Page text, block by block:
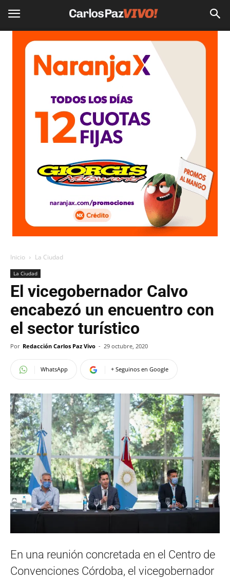
Inicio La Ciudad
La Ciudad
El vicegobernador Calvo
encabezó un encuentro con
el sector turístico
Por Redacción Carlos Paz Vivo - 29 octubre, 2020
WhatsApp + Seguinos en Google
En una reunión concretada en el Centro de
Convenciones Córdoba, el vicegobernador